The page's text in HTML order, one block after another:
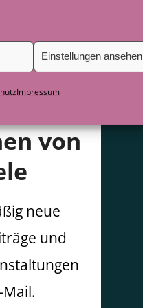
Einstellungen ansehen
Impressum
von
neue
und